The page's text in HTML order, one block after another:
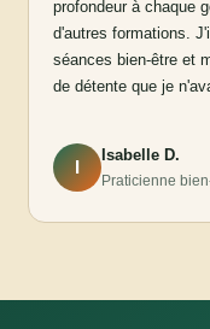
profondeur à chaque
d'autres formations.
séances bien-être et
de détente que je
I
Isabelle D.
Praticienne